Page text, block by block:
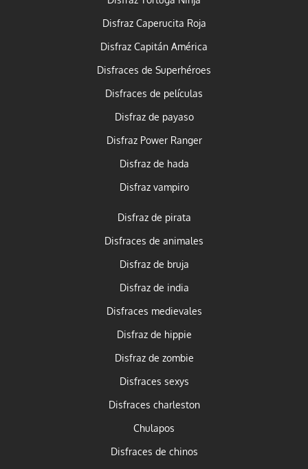
Disfraz Caperucita Roja
Disfraz Capitán América
Disfraces de Superhéroes
Disfraces de películas
Disfraz de payaso
Disfraz Power Ranger
Disfraz de hada
Disfraz vampiro
Disfraz de pirata
Disfraces de animales
Disfraz de bruja
Disfraz de india
Disfraces medievales
Disfraz de hippie
Disfraz de zombie
Disfraces sexys
Disfraces charleston
Chulapos
Disfraces de chinos